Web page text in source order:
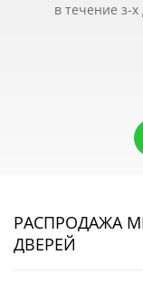
в течение з-
РАСПРОДАЖА
ДВЕРЕЙ